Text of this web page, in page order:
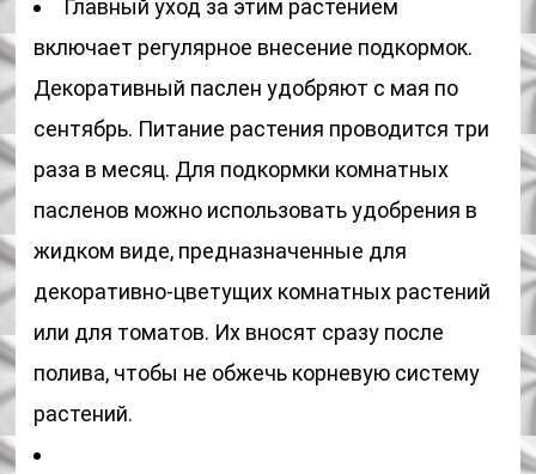
Главный уход за этим растением
включает регулярное внесение подкормок.
Декоративный паслен удобряют с мая по
сентябрь. Питание растения проводится три
раза в месяц. Для подкормки комнатных
пасленов можно использовать удобрения в
жидком виде, предназначенные для
декоративно-цветущих комнатных растений
или для томатов. Их вносят сразу после
полива, чтобы не обжечь корневую систему
растений.